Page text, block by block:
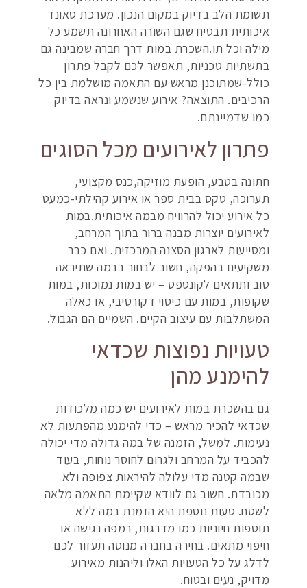
תשומת הלב בדיוק במקום הנכון. מערכת סאונד
איכותית תבטיח שגם השורה האחרונה תשמע כל
מילה וכל תו.השכרת במות דרך חברה שמבינה גם
בתשתיות טכניות, תאפשר לכם לקבל פתרון
כולל-שמתוכנן מראש עם התאמה מושלמת בין כל
הרכיבים. התוצאה? אירוע שנשמע ונראה בדיוק
כמו שדמיינתם.
פתרון לאירועים מכל הסוגים
חתונה בטבע, הופעת מוזיקה,כנס מקצועי,
תערוכה, טקס בבית ספר או אירוע קהילתי-כמעט
כל אירוע יכול להרוויח מבמה איכותית.במות
לאירועים יוצרות מבנה ברור בתוך המרחב,
ומסייעות לארגון הסצנה המרכזית. ואם כבר
משקיעים בהפקה, חשוב לבחור בבמה שתיראה
טוב ותתאים לקונספט – יש במות נמוכות, במות
שקופות, במות עם כיסוי דקורטיבי, או כאלה
המשתלבות עם עיצוב הקיים. השמיים הם הגבול.
טעויות נפוצות שכדאי
להימנע מהן
גם בהשכרת במות לאירועים יש כמה מלכודות
שכדאי להכיר מראש – כדי להימנע מהפתעות לא
נעימות. למשל, הזמנה של במה גדולה מדי יכולה
להכביד על המרחב ולגרום לחוסר נוחות, בעוד
שבמה קטנה מדי עלולה להיראות צפופה ולא
מכובדת. חשוב גם לוודא שקיימת התאמה מלאה
לשטח. טעות נוספת היא הזמנת במה ללא
תוספות חיוניות כמו מדרגות, רמפה נגישה או
חיפוי מתאים. בחירה בחברה מנוסה תעזור לכם
לדלג על כל הטעויות האלו וליהנות מאירוע
מדויק, נעים ובטוח.